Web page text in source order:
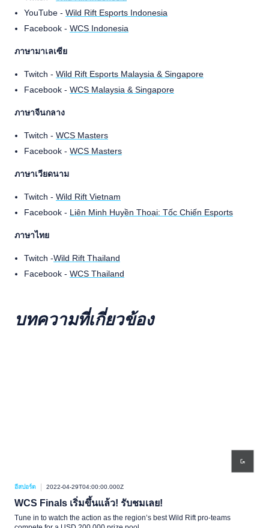
YouTube - Wild Rift Esports Indonesia
Facebook - WCS Indonesia
ภาษามาเลเซีย
Twitch - Wild Rift Esports Malaysia & Singapore
Facebook - WCS Malaysia & Singapore
ภาษาจีนกลาง
Twitch - WCS Masters
Facebook - WCS Masters
ภาษาเวียดนาม
Twitch - Wild Rift Vietnam
Facebook - Liên Minh Huyền Thoại: Tốc Chiến Esports
ภาษาไทย
Twitch -Wild Rift Thailand
Facebook - WCS Thailand
บทความที่เกี่ยวข้อง
อีสปอร์ต 2022-04-29T04:00:00.000Z
WCS Finals เริ่มขึ้นแล้ว! รับชมเลย!
Tune in to watch the action as the region’s best Wild Rift pro-teams